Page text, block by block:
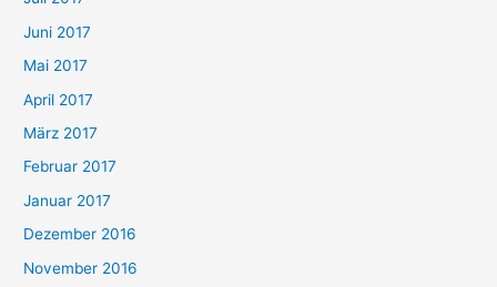
Juni 2017
Mai 2017
April 2017
März 2017
Februar 2017
Januar 2017
Dezember 2016
November 2016